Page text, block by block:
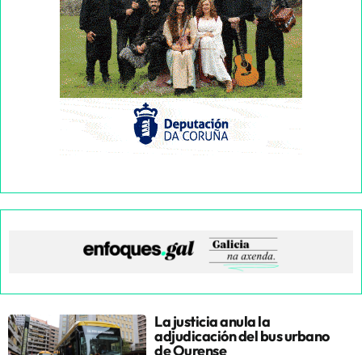
La justicia anula la
adjudicación del bus urbano
de Ourense